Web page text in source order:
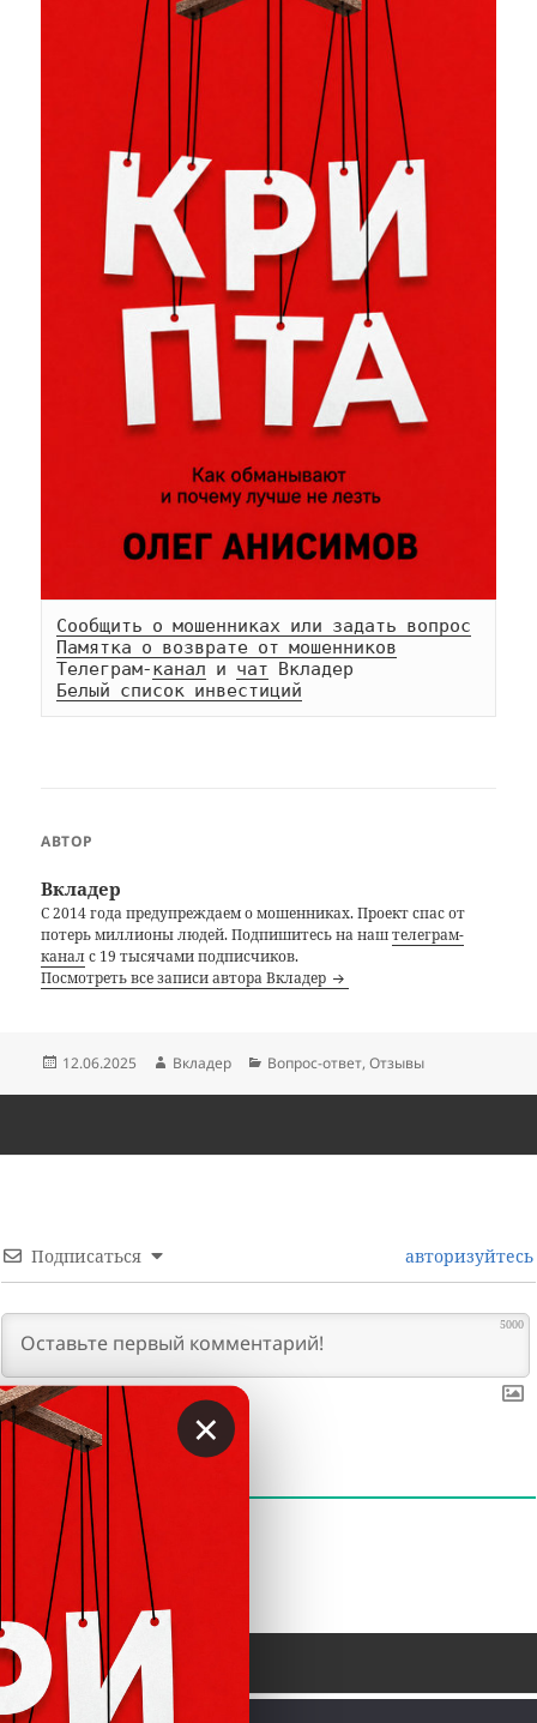
Сообщить о мошенниках или задать вопрос
Памятка о возврате от мошенников
Телеграм-канал и чат
Белый список инвестиций
АВТОР
Вкладер
С 2014 года предупреждаем о мошенниках. Проект спас от
потерь миллионы людей. Подпишитесь на наштелеграм-
каналс 19 тысячами подписчиков.
Посмотреть все записи автора Вкладер
Опубликовано
12.06.2025 Автор
Вкладер Рубрики
Вопрос-ответ,Отзывы
Подписаться авторизуйтесь
5000
КОММЕНТАРИИ
×